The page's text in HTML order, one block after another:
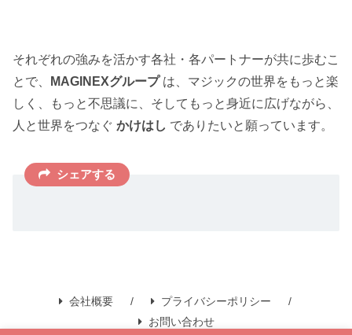
それぞれの強みを活かす各社・各パートナーが共に歩むこ
とで、
MAGINEXグループは、マジックの世界をもっと楽
しく、もっと不思議に、そしてもっと身近に広げながら、
人と世界をつなぐ かけはし でありたいと願っています。
シェアする
会社概要
プライバシーポリシー
お問い合わせ